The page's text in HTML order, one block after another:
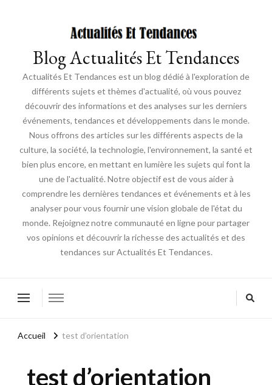
Blog Actualités Et Tendances
Actualités Et Tendances est un blog dédié à l'exploration de
différents sujets et thèmes d'actualité, où vous pouvez
découvrir des informations et des analyses sur les derniers
événements, tendances et développements dans le monde.
Nous offrons des articles sur les différents aspects de la
culture, la société, la technologie, l'environnement, la santé et
bien plus encore, en mettant en lumière les sujets qui font la
une de l'actualité. Notre objectif est de vous aider à
comprendre les dernières tendances et événements et à les
analyser pour vous fournir une vision globale de l'état du
monde. Rejoignez notre communauté en ligne pour partager
vos opinions et découvrir la richesse des actualités et des
tendances sur Actualités Et Tendances.
Accueil test d’orientation
test d’orientation